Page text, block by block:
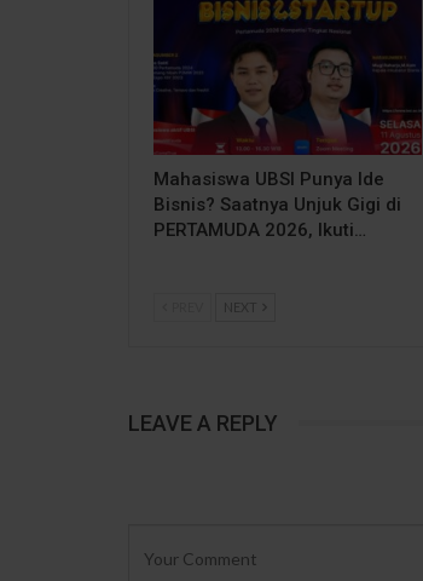
Mahasiswa UBSI Punya Ide
Bisnis? Saatnya Unjuk Gigi di
PERTAMUDA 2026, Ikuti…
NEXT
LEAVE A REPLY